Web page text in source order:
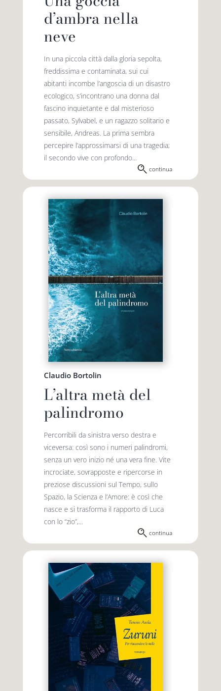
d’ambra nella
neve
In una piccola città dalla gloria sepolta,
freddissima e contaminata, sui cui
abitanti incombe l’angoscia di un disastro
ecologico, s’incontrano una donna dal
fascino inquietante e dal misterioso
passato, Sylvabel, e un ragazzo solitario e
sensibile, Andreas. La prima sembra
percepire l’approssimarsi di una tragedia;
il secondo vive con profondo...
continua
Claudio Bortolin
L’altra metà del
palindromo
Percorribili da sinistra verso destra e
viceversa: così sono i numeri palindromi,
senza un vero inizio né una vera fine. Vite
incro­ciate, sovrapposte e ripercorse in
prezio­se discussioni sul Tempo, sullo
Spazio, la Scienza e l’Amore: è così che
nasce e si trasforma il rapporto di Luca
con lo “zio”,...
continua